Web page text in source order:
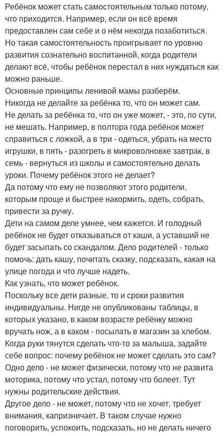
Ребёнок может стать самостоятельным только потому,
что приходится. Например, если он всё время
предоставлен сам себе и о нём некогда позаботиться.
Но такая самостоятельность проигрывает по уровню
развития сознательно воспитанной, когда родители
делают всё, чтобы ребёнок перестал в них нуждаться как
можно раньше.
Основные принципы ленивой мамы разберём.
Никогда не делайте за ребёнка то, что он может сам.
Не делать за ребёнка то, что он уже может, - это, по сути,
не мешать. Например, в полтора года ребёнок может
справиться с ложкой, а в три - одеться, убрать на место
игрушки, в пять - разогреть в микроволновке завтрак, в
семь - вернуться из школы и самостоятельно делать
уроки. Почему ребёнок этого не делает?
Да потому что ему не позволяют этого родители,
которым проще и быстрее накормить, одеть, собрать,
привести за ручку.
Дети на самом деле умнее, чем кажется. И голодный
ребёнок не будет отказываться от каши, а уставший не
будет засыпать со скандалом. Дело родителей - только
помочь: дать кашу, почитать сказку, подсказать, какая на
улице погода и что лучше надеть.
Как узнать, что может ребёнок.
Поскольку все дети разные, то и сроки развития
индивидуальны. Нигде не опубликованы таблицы, в
которых указано, в каком возрасте ребёнку можно
вручать нож, а в каком - посылать в магазин за хлебом.
Когда руки тянутся сделать что-то за малыша, задайте
себе вопрос: почему ребёнок не может сделать это сам?
Одно дело - не может физически, потому что не развита
моторика, потому что устал, потому что болеет. Тут
нужны родительские действия.
Другое дело - не может, потому что не хочет, требует
внимания, капризничает. В таком случае нужно
поговорить, успокоить, подсказать, но не делать ничего